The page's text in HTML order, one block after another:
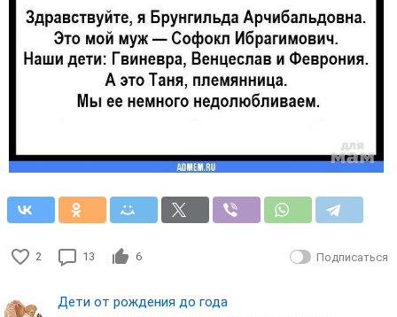
2 13 6 Подписаться
Дети от рождения до года